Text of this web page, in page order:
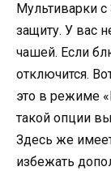
Мультиварки
защиту. У вас
чашей. Если
отключится.
это в режиме
такой опции
Здесь же
избежать